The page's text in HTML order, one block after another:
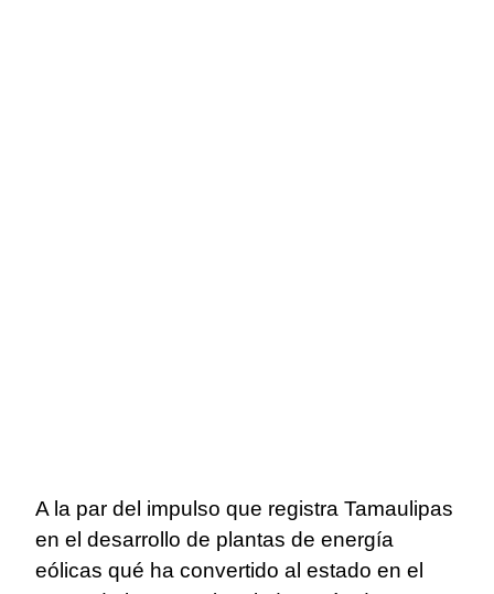
A la par del impulso que registra Tamaulipas
en el desarrollo de plantas de energía
eólicas qué ha convertido al estado en el